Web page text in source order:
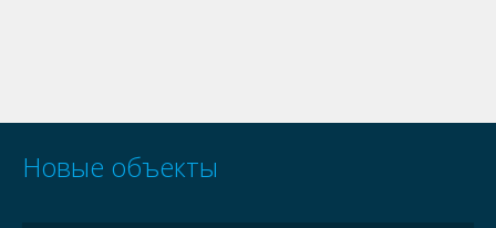
Новые объекты